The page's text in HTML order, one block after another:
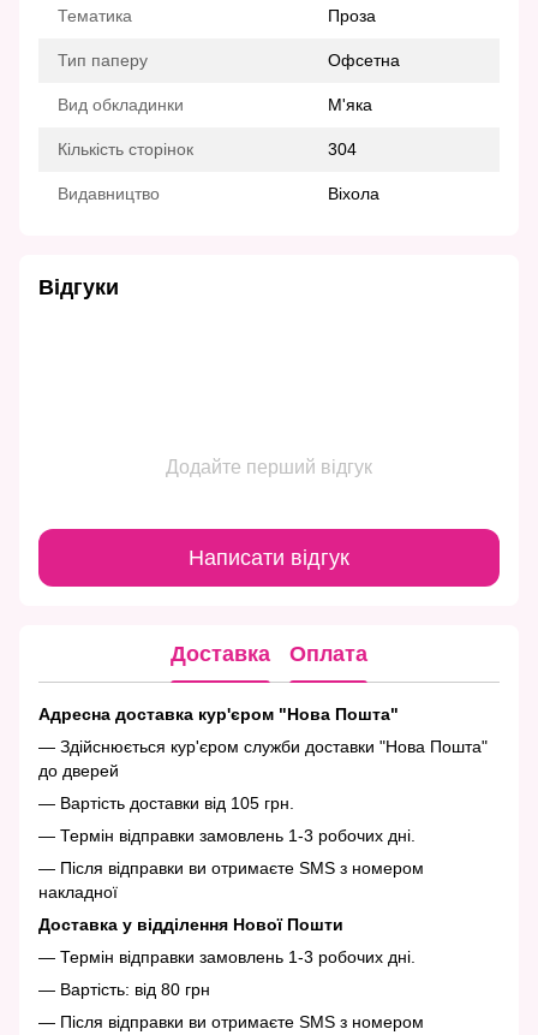
Тематика Проза
Тип паперу Офсетна
Вид обкладинки М'яка
Кількість сторінок 304
Видавництво Віхола
Відгуки
Додайте перший відгук
Написати відгук
Доставка Оплата
Адресна доставка кур'єром "Нова Пошта"
— Здійснюється кур'єром служби доставки "Нова Пошта"
до дверей
— Вартість доставки від 105 грн.
— Термін відправки замовлень 1-3 робочих дні.
— Після відправки ви отримаєте SMS з номером
накладної
Доставка у відділення Нової Пошти
— Термін відправки замовлень 1-3 робочих дні.
— Вартість: від 80 грн
— Після відправки ви отримаєте SMS з номером